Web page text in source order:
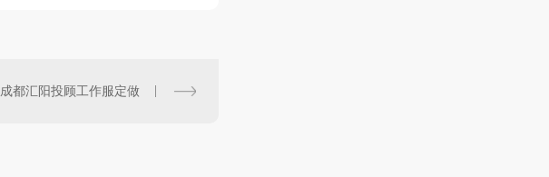
成都汇阳投顾工作服定做